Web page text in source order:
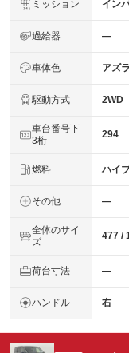
ミッション イン
過給器 ―
車体色 アズ
駆動方式 2WD
車台番号下
3桁
294
燃料 ハイ
その他 ―
全体のサイ
ズ
477 /
荷台寸法 ―
ハンドル 右